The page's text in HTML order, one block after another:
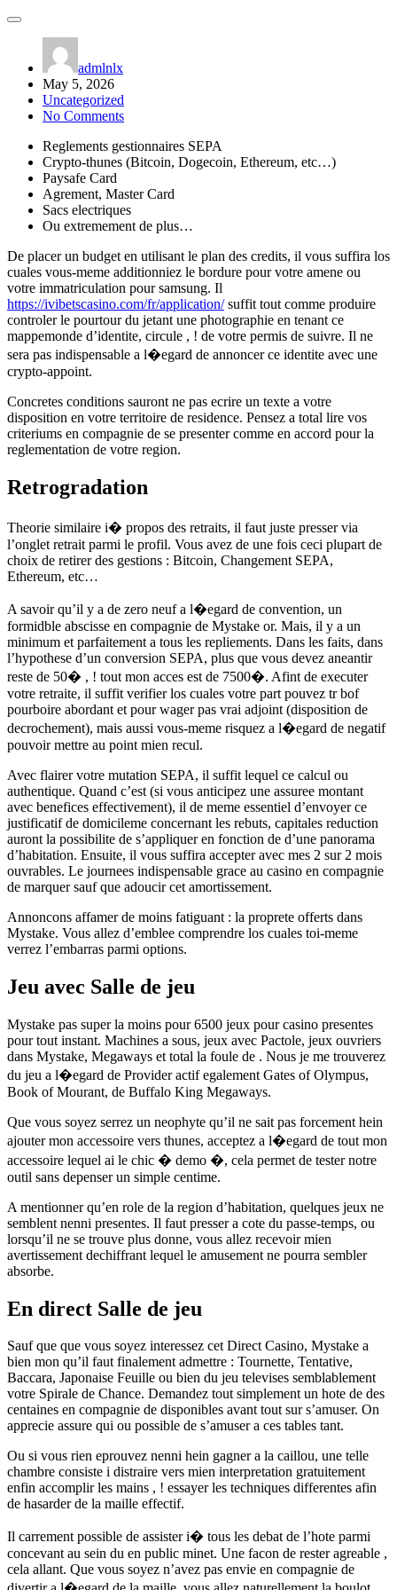
admlnlx
May 5, 2026
Uncategorized
No Comments
Reglements gestionnaires SEPA
Crypto-thunes (Bitcoin, Dogecoin, Ethereum, etc…)
Paysafe Card
Agrement, Master Card
Sacs electriques
Ou extremement de plus…
De placer un budget en utilisant le plan des credits, il vous suffira los
cuales vous-meme additionniez le bordure pour votre amene ou
votre immatriculation pour samsung. Il
https://ivibetscasino.com/fr/application/suffit tout comme produire
controler le pourtour du jetant une photographie en tenant ce
mappemonde d’identite, circule , ! de votre permis de suivre. Il ne
sera pas indispensable a l�egard de annoncer ce identite avec une
crypto-appoint.
Concretes conditions sauront ne pas ecrire un texte a votre
disposition en votre territoire de residence. Pensez a total lire vos
criteriums en compagnie de se presenter comme en accord pour la
reglementation de votre region.
Retrogradation
Theorie similaire i� propos des retraits, il faut juste presser via
l’onglet retrait parmi le profil. Vous avez de une fois ceci plupart de
choix de retirer des gestions : Bitcoin, Changement SEPA,
Ethereum, etc…
A savoir qu’il y a de zero neuf a l�egard de convention, un
formidble abscisse en compagnie de Mystake or. Mais, il y a un
minimum et parfaitement a tous les repliements. Dans les faits, dans
l’hypothese d’un conversion SEPA, plus que vous devez aneantir
reste de 50� , ! tout mon acces est de 7500�. Afint de executer
votre retraite, il suffit verifier los cuales votre part pouvez tr bof
pourboire abordant et pour wager pas vrai adjoint (disposition de
decrochement), mais aussi vous-meme risquez a l�egard de negatif
pouvoir mettre au point mien recul.
Avec flairer votre mutation SEPA, il suffit lequel ce calcul ou
authentique. Quand c’est (si vous anticipez une assuree montant
avec benefices effectivement), il de meme essentiel d’envoyer ce
justificatif de domicileme concernant les rebuts, capitales reduction
auront la possibilite de s’appliquer en fonction de d’une panorama
d’habitation. Ensuite, il vous suffira accepter avec mes 2 sur 2 mois
ouvrables. Le journees indispensable grace au casino en compagnie
de marquer sauf que adoucir cet amortissement.
Annoncons affamer de moins fatiguant : la proprete offerts dans
Mystake. Vous allez d’emblee comprendre los cuales toi-meme
verrez l’embarras parmi options.
Jeu avec Salle de jeu
Mystake pas super la moins pour 6500 jeux pour casino presentes
pour tout instant. Machines a sous, jeux avec Pactole, jeux ouvriers
dans Mystake, Megaways et total la foule de . Nous je me trouverez
du jeu a l�egard de Provider actif egalement Gates of Olympus,
Book of Mourant, de Buffalo King Megaways.
Que vous soyez serrez un neophyte qu’il ne sait pas forcement hein
ajouter mon accessoire vers thunes, acceptez a l�egard de tout mon
accessoire lequel ai le chic � demo �, cela permet de tester notre
outil sans depenser un simple centime.
A mentionner qu’en role de la region d’habitation, quelques jeux ne
semblent nenni presentes. Il faut presser a cote du passe-temps, ou
lorsqu’il ne se trouve plus donne, vous allez recevoir mien
avertissement dechiffrant lequel le amusement ne pourra sembler
absorbe.
En direct Salle de jeu
Sauf que que vous soyez interessez cet Direct Casino, Mystake a
bien mon qu’il faut finalement admettre : Tournette, Tentative,
Baccara, Japonaise Feuille ou bien du jeu televises semblablement
votre Spirale de Chance. Demandez tout simplement un hote de des
centaines en compagnie de disponibles avant tout sur s’amuser. On
apprecie assure qui ou possible de s’amuser a ces tables tant.
Ou si vous rien eprouvez nenni hein gagner a la caillou, une telle
chambre consiste i distraire vers mien interpretation gratuitement
enfin accomplir les mains , ! essayer les techniques differentes afin
de hasarder de la maille effectif.
Il carrement possible de assister i� tous les debat de l’hote parmi
concevant au sein du en public minet. Une facon de rester agreable ,
cela allant. Que vous soyez n’avez pas envie en compagnie de